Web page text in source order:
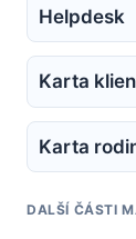
Helpdesk
Karta
Karta
DALŠÍ ČÁSTI